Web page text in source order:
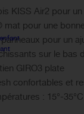
KISS Air2 pour
mat pour une
pour un
sur le bas
GIRO3 plate
confortables et
: 15°-